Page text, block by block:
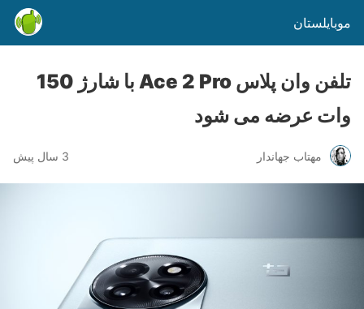
موبایلستان
تلفن وان پلاس Ace 2 Pro با شارژ 150
وات عرضه می شود
مهتاب جهاندار 3 سال پیش